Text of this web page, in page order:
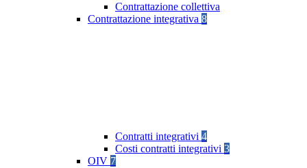
Contrattazione collettiva
Contrattazione integrativa 8
Contratti integrativi 4
Costi contratti integrativi 3
OIV 7